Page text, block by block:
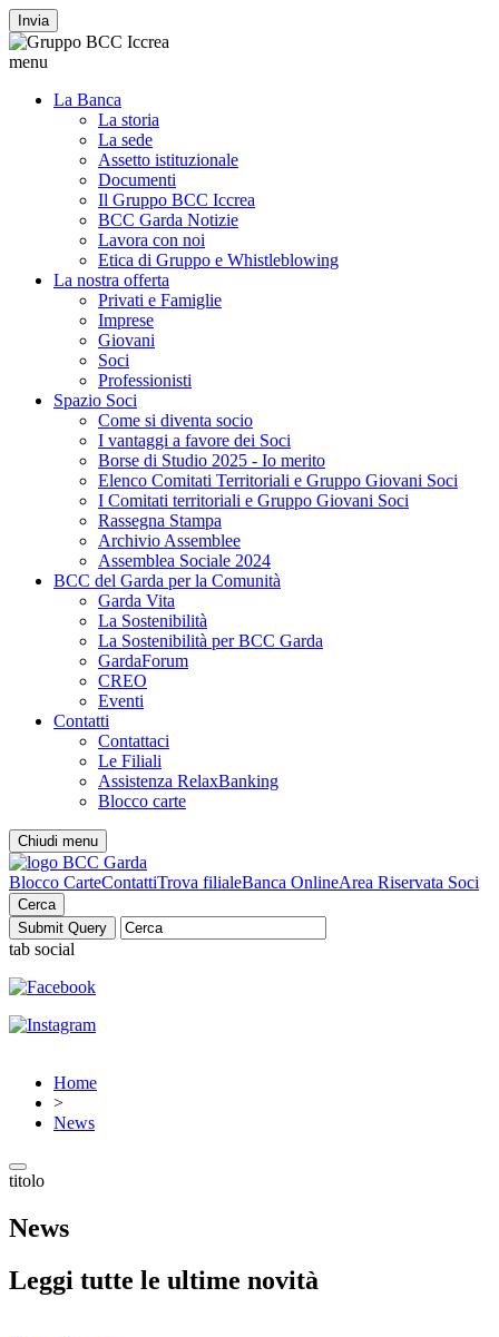
Invia
menu
La Banca
La storia
La sede
Assetto istituzionale
Documenti
Il Gruppo BCC Iccrea
BCC Garda Notizie
Lavora con noi
Etica di Gruppo e Whistleblowing
La nostra offerta
Privati e Famiglie
Imprese
Giovani
Soci
Professionisti
Spazio Soci
Come si diventa socio
I vantaggi a favore dei Soci
Borse di Studio 2025 - Io merito
Elenco Comitati Territoriali e Gruppo Giovani Soci
I Comitati territoriali e Gruppo Giovani Soci
Rassegna Stampa
Archivio Assemblee
Assemblea Sociale 2024
BCC del Garda per la Comunità
Garda Vita
La Sostenibilità
La Sostenibilità per BCC Garda
GardaForum
CREO
Eventi
Contatti
Contattaci
Le Filiali
Assistenza RelaxBanking
Blocco carte
Chiudi menu
Blocco CarteContattiTrova filialeBanca OnlineArea Riservata Soci
Cerca
tab social
Home
>
News
titolo
News
Leggi tutte le ultime novità